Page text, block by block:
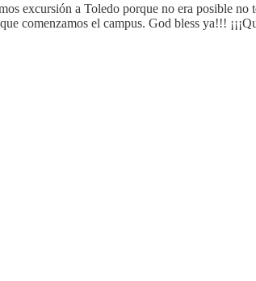
excursión a Toledo porque no era posible
comenzamos el campus. God bless ya!!!